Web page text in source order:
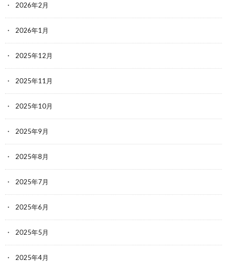
2026年2月
2026年1月
2025年12月
2025年11月
2025年10月
2025年9月
2025年8月
2025年7月
2025年6月
2025年5月
2025年4月